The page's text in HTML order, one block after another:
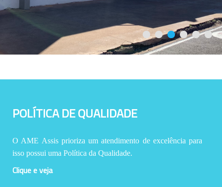
POLÍTICA DE QUALIDADE
O AME Assis prioriza um atendimento de excelência para
isso possui uma Política da Qualidade.
Clique e veja